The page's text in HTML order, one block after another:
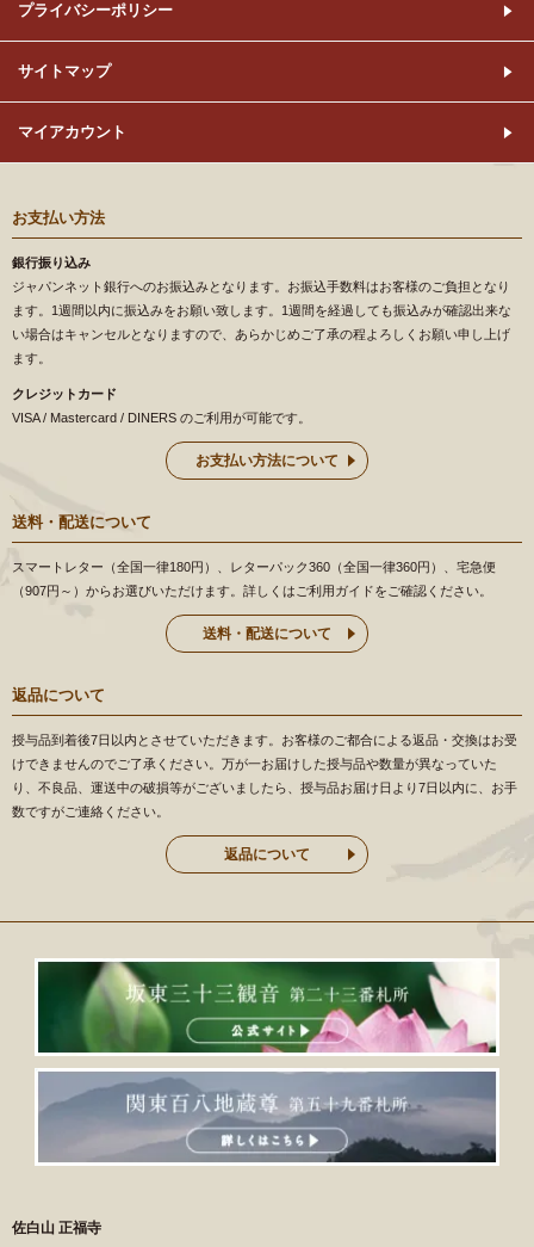
プライバシーポリシー
サイトマップ
マイアカウント
お支払い方法
銀行振り込み
ジャパンネット銀行へのお振込みとなります。お振込手数料はお客様のご負担となり
ます。1週間以内に振込みをお願い致します。1週間を経過しても振込みが確認出来な
い場合はキャンセルとなりますので、あらかじめご了承の程よろしくお願い申し上げ
ます。
クレジットカード
VISA / Mastercard / DINERS のご利用が可能です。
お支払い方法について
送料・配送について
スマートレター（全国一律180円）、レターパック360（全国一律360円）、宅急便
（907円～）からお選びいただけます。詳しくはご利用ガイドをご確認ください。
送料・配送について
返品について
授与品到着後7日以内とさせていただきます。お客様のご都合による返品・交換はお受
けできませんのでご了承ください。万が一お届けした授与品や数量が異なっていた
り、不良品、運送中の破損等がございましたら、授与品お届け日より7日以内に、お手
数ですがご連絡ください。
返品について
佐白山 正福寺